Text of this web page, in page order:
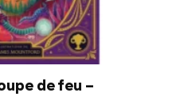
de feu –